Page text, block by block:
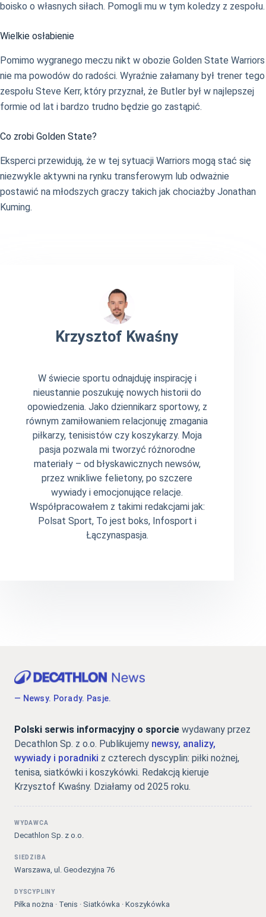
boisko o własnych siłach. Pomogli mu w tym koledzy z zespołu.
Wielkie osłabienie
Pomimo wygranego meczu nikt w obozie Golden State Warriors
nie ma powodów do radości. Wyraźnie załamany był trener tego
zespołu Steve Kerr, który przyznał, że Butler był w najlepszej
formie od lat i bardzo trudno będzie go zastąpić.
Co zrobi Golden State?
Eksperci przewidują, że w tej sytuacji Warriors mogą stać się
niezwykle aktywni na rynku transferowym lub odważnie
postawić na młodszych graczy takich jak chociażby Jonathan
Kuming.
Krzysztof Kwaśny
W świecie sportu odnajduję inspirację i
nieustannie poszukuję nowych historii do
opowiedzenia. Jako dziennikarz sportowy, z
równym zamiłowaniem relacjonuję zmagania
piłkarzy, tenisistów czy koszykarzy. Moja
pasja pozwala mi tworzyć różnorodne
materiały – od błyskawicznych newsów,
przez wnikliwe felietony, po szczere
wywiady i emocjonujące relacje.
Współpracowałem z takimi redakcjami jak:
Polsat Sport, To jest boks, Infosport i
Łączynaspasja.
— Newsy. Porady. Pasje.
Polski serwis informacyjny o sporcie wydawany przez
Decathlon Sp. z o.o. Publikujemy newsy, analizy,
wywiady i poradniki z czterech dyscyplin: piłki nożnej,
tenisa, siatkówki i koszykówki. Redakcją kieruje
Krzysztof Kwaśny. Działamy od 2025 roku.
WYDAWCA
Decathlon Sp. z o.o.
SIEDZIBA
Warszawa, ul. Geodezyjna 76
DYSCYPLINY
Piłka nożna · Tenis · Siatkówka · Koszykówka